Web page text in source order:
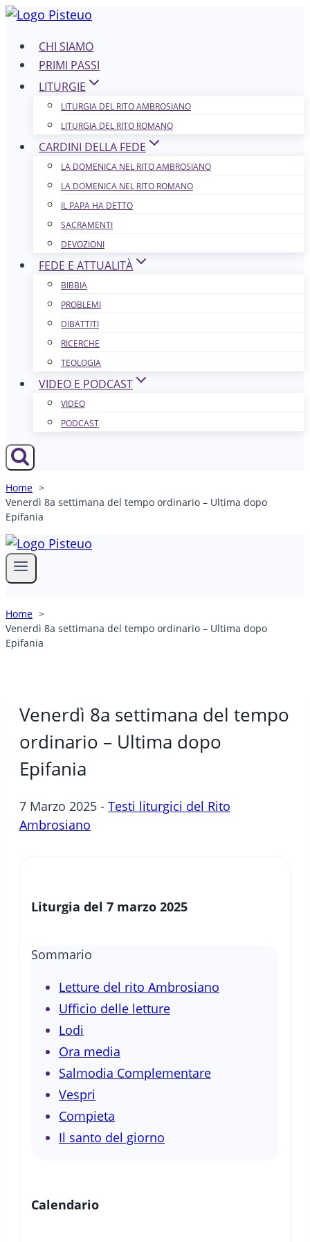
Salta
contenutoCHI SIAMO
PRIMI PASSI
LITURGIE
LITURGIA DEL RITO AMBROSIANO
LITURGIA DEL RITO ROMANO
CARDINI DELLA FEDE
LA DOMENICA NEL R​​​​​​ITO AMBROSIANO
LA DOMENICA NEL RITO ROMANO
IL PAPA HA DETTO
SACRAMENTI
DEVOZIONI
FEDE E ATTUALITÀ
BIBBIA
PROBLEMI
DIBATTITI
RICERCHE
TEOLOGIA
VIDEO E PODCAST
VIDEO
PODCAST
Home
Venerdì 8a settimana del tempo ordinario – Ultima dopo
Epifania
Home
Venerdì 8a settimana del tempo ordinario – Ultima dopo
Epifania
Venerdì 8a settimana del tempo
ordinario – Ultima dopo
Epifania
7 Marzo 2025 - Testi liturgici del Rito
Ambrosiano
Liturgia del 7 marzo 2025
Sommario
Letture del rito Ambrosiano
Ufficio delle letture
Lodi
Ora media
Salmodia Complementare
Vespri
Compieta
Il santo del giorno
Calendario